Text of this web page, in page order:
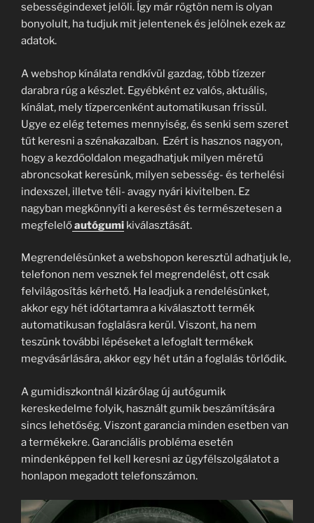
sebességindexet jelöli. Így már rögtön nem is olyan
bonyolult, ha tudjuk mit jelentenek és jelölnek ezek az
adatok.
A webshop kínálata rendkívül gazdag, több tízezer
darabra rúg a készlet. Egyébként ez valós, aktuális,
kínálat, mely tízpercenként automatikusan frissül.
Ugye ez elég tetemes mennyiség, és senki sem szeret
tűt keresni a szénakazalban. Ezért is hasznos nagyon,
hogy a kezdőoldalon megadhatjuk milyen méretű
abroncsokat keresünk, milyen sebesség- és terhelési
indexszel, illetve téli- avagy nyári kivitelben. Ez
nagyban megkönnyíti a keresést és természetesen a
megfelelőautógumi kiválasztását.
Megrendelésünket a webshopon keresztül adhatjuk le,
telefonon nem vesznek fel megrendelést, ott csak
felvilágosítás kérhető. Ha leadjuk a rendelésünket,
akkor egy hét időtartamra a kiválasztott termék
automatikusan foglalásra kerül. Viszont, ha nem
teszünk további lépéseket a lefoglalt termékek
megvásárlására, akkor egy hét után a foglalás törlődik.
A gumidiszkontnál kizárólag új autógumik
kereskedelme folyik, használt gumik beszámítására
sincs lehetőség. Viszont garancia minden esetben van
a termékekre. Garanciális probléma esetén
mindenképpen fel kell keresni az ügyfélszolgálatot a
honlapon megadott telefonszámon.